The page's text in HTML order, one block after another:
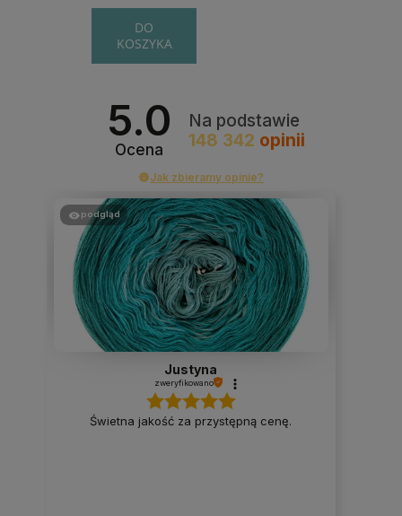
DO
KOSZYKA
5.0
Ocena
Na podstawie
148 342 opinii
Jak zbieramy opinie?
podgląd
Justyna
zweryfikowano
Świetna jakość za przystępną cenę.